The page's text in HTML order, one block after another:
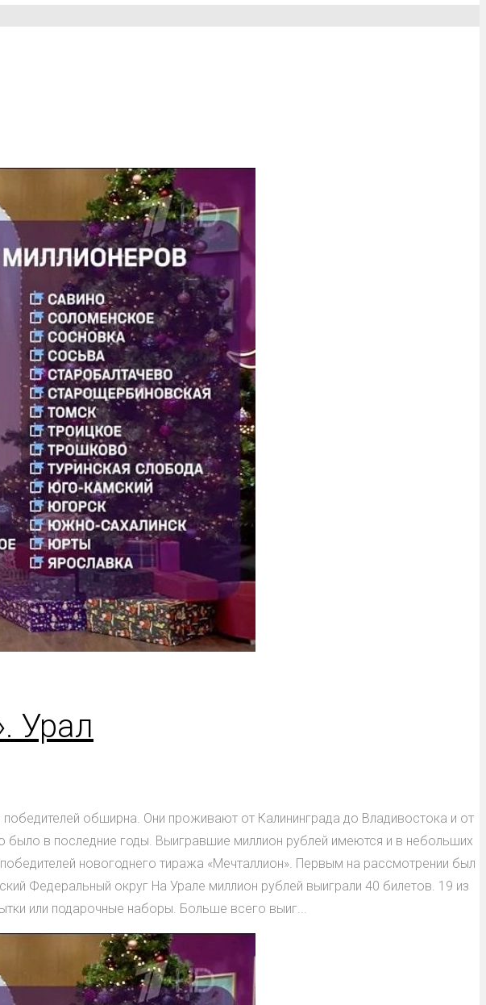
Урал
обширна. Они проживают от Калининграда до Владивостока и от
было в последние годы. Выигравшие миллион рублей имеются и в небольших
новогоднего тиража «Мечталлион». Первым на рассмотрении был
Федеральный округ На Урале миллион рублей выиграли 40 билетов. 19 из
или подарочные наборы. Больше всего выиг...